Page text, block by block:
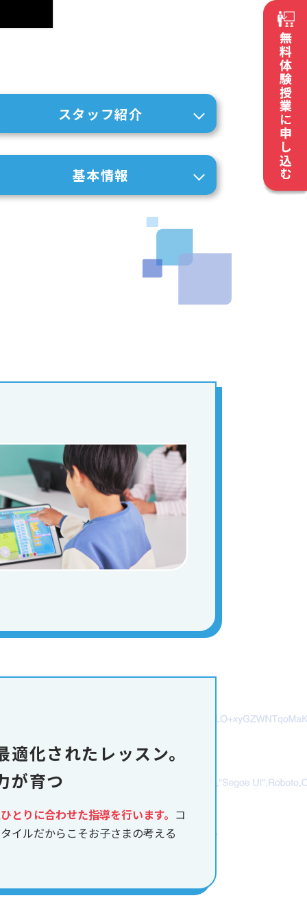
スタッフ紹介
基本情報
化されたレッスン。
が育つ
とりに合わせた指導を行います。 コ
イルだからこそお子さまの考える